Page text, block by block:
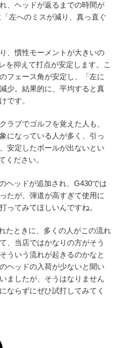
、ヘッドが返るまでの時間が
左へのミスが減り、真っ直ぐ
、慣性モーメントが大きいの
を抑えて打点が安定します。こ
フェース角が安定し、「左に
少。結果的に、平均すると真
です。
ラブでゴルフを覚えた人も、
になっている人が多く、引っ
安定したボールが出ないとい
ください。
ヘッドが追加され、G430では
たが、弾道が高すぎて使用に
ってみてほしいんですね。
たときに、多くの人がこの流れ
、当店ではかなりの方がそう
ういう流れが起きるのかなと
ヘッドの入荷が少ないと聞い
ましたが、そうはなりません
ならずにぜひ試打してみてく